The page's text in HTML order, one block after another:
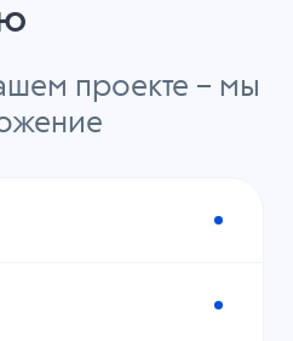
проекте – мы